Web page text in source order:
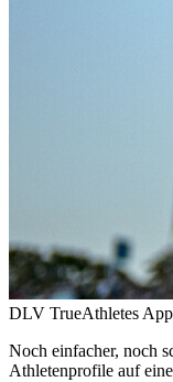
DLV TrueAthletes App
Noch einfacher, noch
Athletenprofile auf